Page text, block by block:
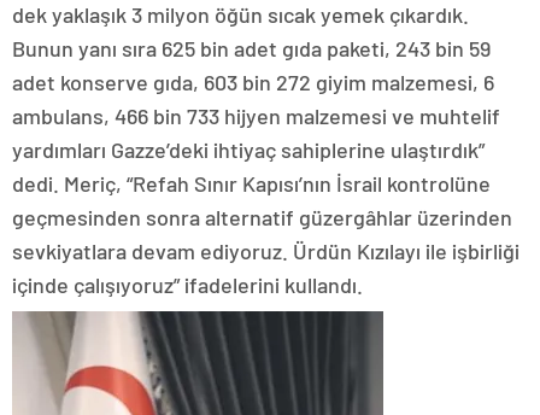
dek yaklaşık 3 milyon öğün sıcak yemek çıkardık.
Bunun yanı sıra 625 bin adet gıda paketi, 243 bin 59
adet konserve gıda, 603 bin 272 giyim malzemesi, 6
ambulans, 466 bin 733 hijyen malzemesi ve muhtelif
yardımları Gazze’deki ihtiyaç sahiplerine ulaştırdık”
dedi. Meriç, “Refah Sınır Kapısı’nın İsrail kontrolüne
geçmesinden sonra alternatif güzergâhlar üzerinden
sevkiyatlara devam ediyoruz. Ürdün Kızılayı ile işbirliği
içinde çalışıyoruz” ifadelerini kullandı.